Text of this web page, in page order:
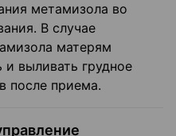
метамизола во
В случае
матерям
выливать грудное
после приема.